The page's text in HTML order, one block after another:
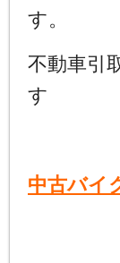
す。
不動車引
す
中古バイ